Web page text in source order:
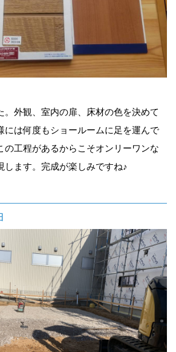
。外観、室内の扉、床材の色を決めて
には何度もショールームに足を運んで
の工程があるからこそオンリーワンな
します。完成が楽しみですね♪